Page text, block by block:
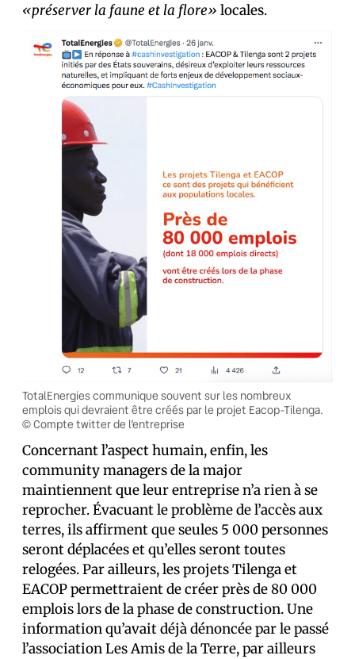
«préserver la faune et la flore» locales.
TotalEnergies communique souvent sur les nombreux
emplois qui devraient être créés par le projet Eacop-Tilenga.
© Compte twitter de l’entreprise
Concernant l’aspect humain, enfin, les
community managers de la major
maintiennent que leur entreprise n’a rien à se
reprocher. Évacuant le problème de l’accès aux
terres, ils affirment que seules 5 000 personnes
seront déplacées et qu’elles seront toutes
relogées. Par ailleurs, les projets Tilenga et
EACOP permettraient de créer près de 80 000
emplois lors de la phase de construction. Une
information qu’avait déjà dénoncée par le passé
l’association Les Amis de la Terre, par ailleurs